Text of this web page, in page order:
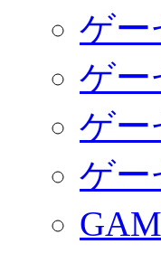
ゲー
ゲー
ゲー
ゲー